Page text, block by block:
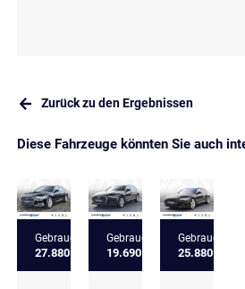
Zurück zu den Ergebnissen
Diese Fahrzeuge könnten Sie auch
Gebrauchtfahrzeug
27.880 €
Gebrauchtfahrzeug
19.690 € 25.880 €